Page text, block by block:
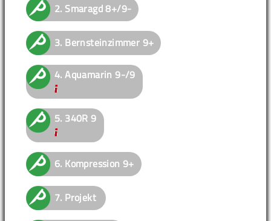
2. Smaragd8+/9-
3. Bernsteinzimmer 9+
4.Aquamarin 9-/9
5. 340R 9
6. Kompression 9+
7. Projekt